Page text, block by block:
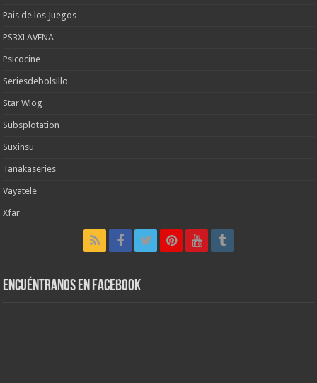
Pais de los Juegos
PS3XLAVENA
Psicocine
Seriesdebolsillo
Star Wlog
Subsplotation
Suxinsu
Tanakaseries
Vayatele
Xfar
Encuéntranos en Facebook